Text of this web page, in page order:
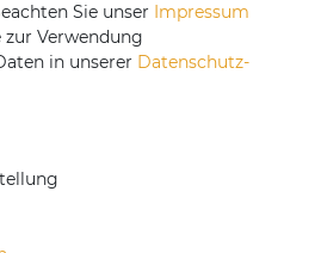
mit
Sie unser Impressum
Verwendung
in unserer Daten­schutz­